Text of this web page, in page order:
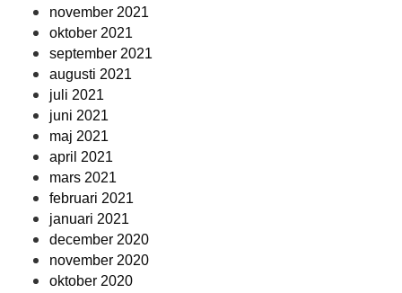
november 2021
oktober 2021
september 2021
augusti 2021
juli 2021
juni 2021
maj 2021
april 2021
mars 2021
februari 2021
januari 2021
december 2020
november 2020
oktober 2020